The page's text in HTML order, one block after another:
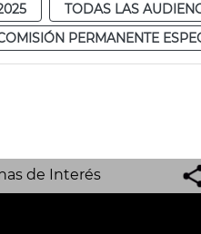
TODAS LAS
PERMANENTE
de Interés